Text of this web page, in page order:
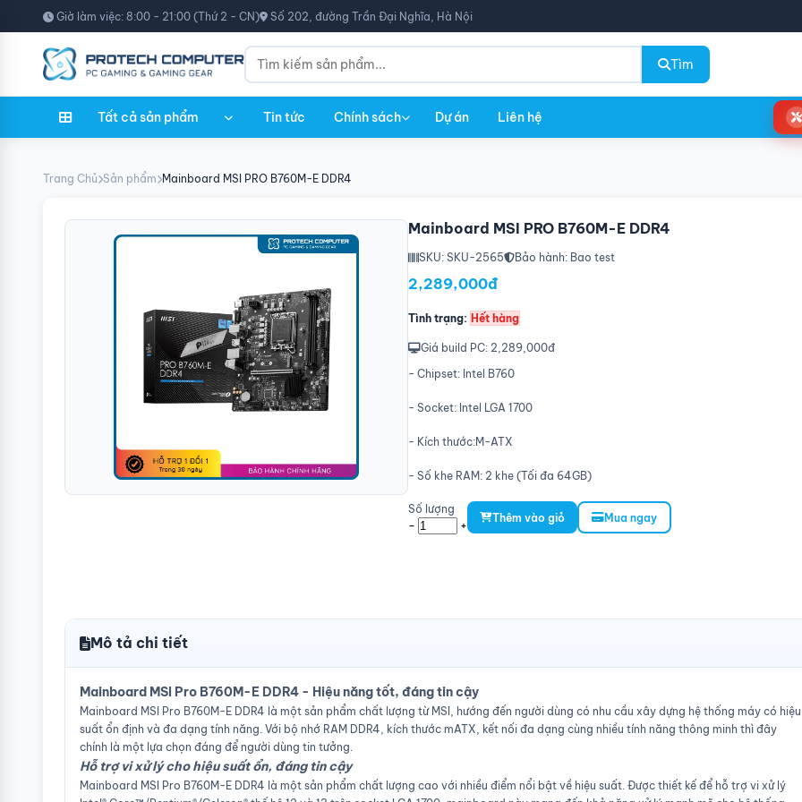
Giờ làm việc: 8:00 - 21:00 (Thứ 2 - CN) Số 202, đường Trần Đại Nghĩa, Hà Nội
Tìm
Tất cả sản phẩm Tin tức Chính sách Dự án Liên hệ
Trang Chủ Sản phẩm Mainboard MSI PRO B760M-E DDR4
Mainboard MSI PRO B760M-E DDR4
SKU: SKU-2565 Bảo hành: Bao test
2,289,000đ
Tình trạng: Hết hàng
Giá build PC: 2,289,000đ
- Chipset: Intel B760
- Socket: Intel LGA 1700
- Kích thước:M-ATX
- Số khe RAM: 2 khe (Tối đa 64GB)
Số lượng
- +
Thêm vào giỏ Mua ngay
Mô tả chi tiết
Mainboard MSI Pro B760M-E DDR4 - Hiệu năng tốt, đáng tin cậy
Mainboard MSI Pro B760M-E DDR4 là một sản phẩm chất lượng từ MSI, hướng đến người dùng có nhu cầu xây dựng hệ thống máy có hiệu
suất ổn định và đa dạng tính năng. Với bộ nhớ RAM DDR4, kích thước mATX, kết nối đa dạng cùng nhiều tính năng thông minh thì đây
chính là một lựa chọn đáng để người dùng tin tưởng.
Hỗ trợ vi xử lý cho hiệu suất ổn, đáng tin cậy
Mainboard MSI Pro B760M-E DDR4 là một sản phẩm chất lượng cao với nhiều điểm nổi bật về hiệu suất. Được thiết kế để hỗ trợ vi xử lý